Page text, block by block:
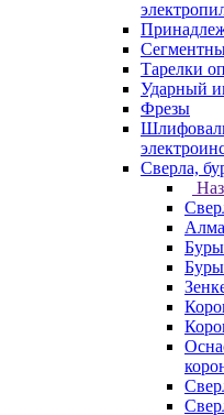
Тарелки
Ударный
Фрезы
Сверла,